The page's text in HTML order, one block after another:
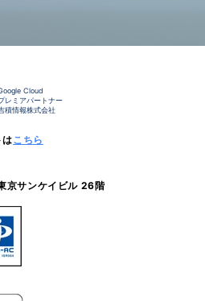
Cloud
レミアパートナー
積情報株式会社
はこちら
京サンケイビル 26階